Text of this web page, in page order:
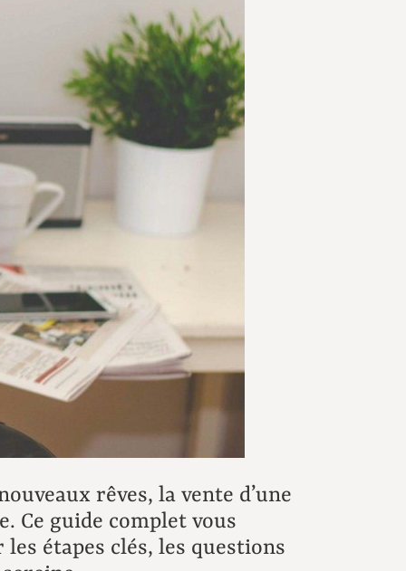
rêves, la vente d’une
Ce guide complet vous
étapes clés, les questions